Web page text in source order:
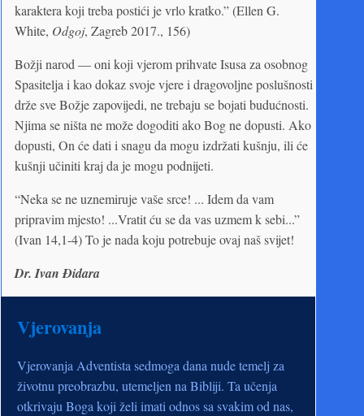
karaktera koji treba postići je vrlo kratko.” (Ellen G.
White, Odgoj, Zagreb 2017., 156)
Božji narod — oni koji vjerom prihvate Isusa za osobnog
Spasitelja i kao dokaz svoje vjere i dragovoljne poslušnosti
drže sve Božje zapovijedi, ne trebaju se bojati budućnosti.
Njima se ništa ne može dogoditi ako Bog ne dopusti. Ako
dopusti, On će dati i snagu da mogu izdržati kušnju, ili će
kušnji učiniti kraj da je mogu podnijeti.
“Neka se ne uznemiruje vaše srce! ... Idem da vam
pripravim mjesto! ...Vratit ću se da vas uzmem k sebi...”
(Ivan 14,1-4) To je nada koju potrebuje ovaj naš svijet!
Dr. Ivan Đidara
Vjerovanja
Vjerovanja Adventista sedmoga dana nude temelj za
životnu preobrazbu, utemeljen na Bibliji. Ta učenja
otkrivaju Boga koji želi imati odnos sa svakim od nas,